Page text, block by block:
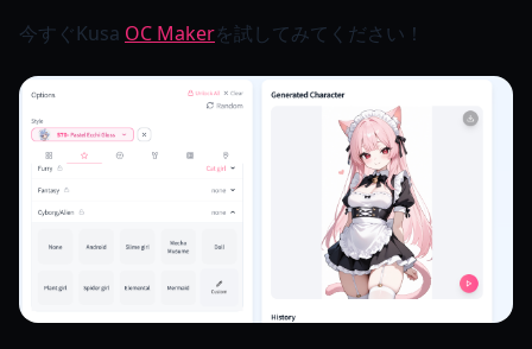
今すぐKusa OC Makerを試してみてください！